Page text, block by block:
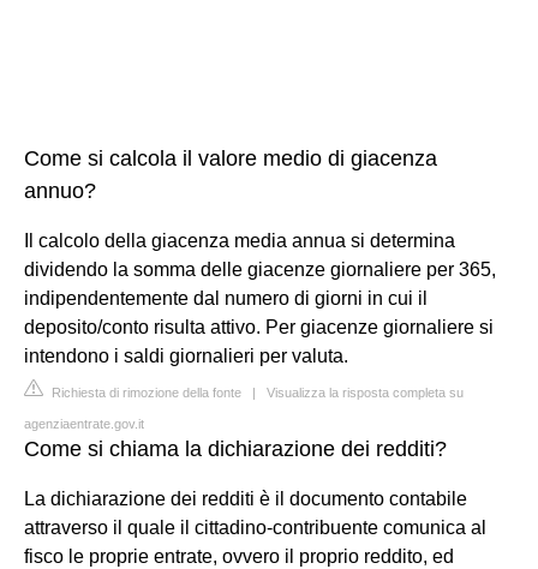
Come si calcola il valore medio di giacenza
annuo?
Il calcolo della giacenza media annua si determina
dividendo la somma delle giacenze giornaliere per 365,
indipendentemente dal numero di giorni in cui il
deposito/conto risulta attivo. Per giacenze giornaliere si
intendono i saldi giornalieri per valuta.
Richiesta di rimozione della fonte | Visualizza la risposta completa su
agenziaentrate.gov.it
Come si chiama la dichiarazione dei redditi?
La dichiarazione dei redditi è il documento contabile
attraverso il quale il cittadino-contribuente comunica al
fisco le proprie entrate, ovvero il proprio reddito, ed